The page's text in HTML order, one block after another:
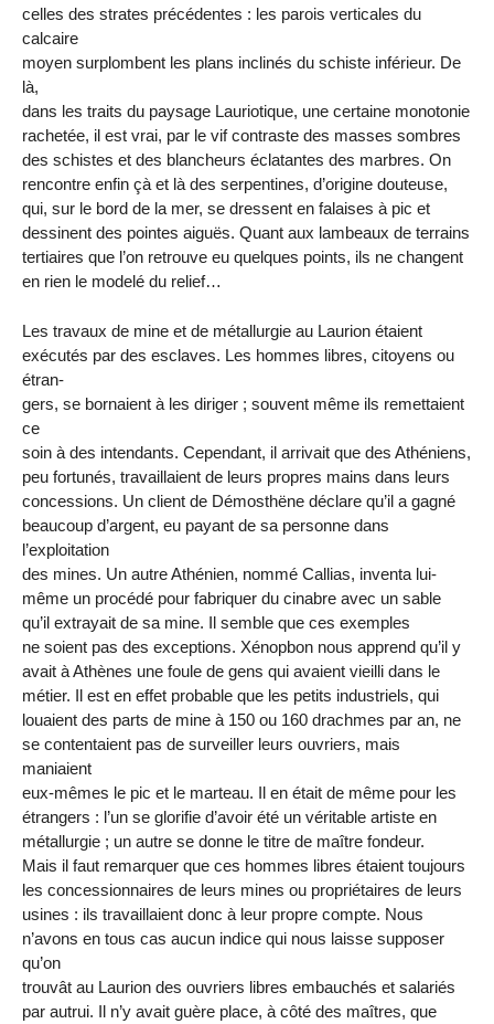
celles des strates précédentes : les parois verticales du
calcaire
moyen surplombent les plans inclinés du schiste inférieur. De
là,
dans les traits du paysage Lauriotique, une certaine monotonie
rachetée, il est vrai, par le vif contraste des masses sombres
des schistes et des blancheurs éclatantes des marbres. On
rencontre enfin çà et là des serpentines, d’origine douteuse,
qui, sur le bord de la mer, se dressent en falaises à pic et
dessinent des pointes aiguës. Quant aux lambeaux de terrains
tertiaires que l’on retrouve eu quelques points, ils ne changent
en rien le modelé du relief…
Les travaux de mine et de métallurgie au Laurion étaient
exécutés par des esclaves. Les hommes libres, citoyens ou
étran-
gers, se bornaient à les diriger ; souvent même ils remettaient
ce
soin à des intendants. Cependant, il arrivait que des Athéniens,
peu fortunés, travaillaient de leurs propres mains dans leurs
concessions. Un client de Démosthëne déclare qu’il a gagné
beaucoup d’argent, eu payant de sa personne dans
l’exploitation
des mines. Un autre Athénien, nommé Callias, inventa lui-
même un procédé pour fabriquer du cinabre avec un sable
qu’il extrayait de sa mine. Il semble que ces exemples
ne soient pas des exceptions. Xénopbon nous apprend qu’il y
avait à Athènes une foule de gens qui avaient vieilli dans le
métier. Il est en effet probable que les petits industriels, qui
louaient des parts de mine à 150 ou 160 drachmes par an, ne
se contentaient pas de surveiller leurs ouvriers, mais
maniaient
eux-mêmes le pic et le marteau. Il en était de même pour les
étrangers : l’un se glorifie d’avoir été un véritable artiste en
métallurgie ; un autre se donne le titre de maître fondeur.
Mais il faut remarquer que ces hommes libres étaient toujours
les concessionnaires de leurs mines ou propriétaires de leurs
usines : ils travaillaient donc à leur propre compte. Nous
n’avons en tous cas aucun indice qui nous laisse supposer
qu’on
trouvât au Laurion des ouvriers libres embauchés et salariés
par autrui. Il n’y avait guère place, à côté des maîtres, que